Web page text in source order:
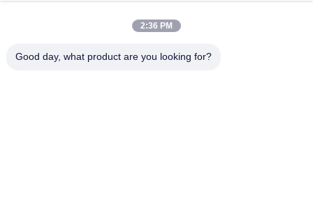
2:36 PM
Good day, what product are you looking for?